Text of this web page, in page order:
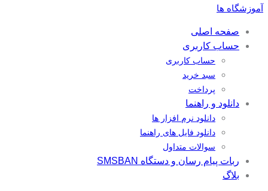
صفحه اصلی
حساب کاربری
حساب کاربری
سبد خرید
پرداخت
دانلود و راهنما
دانلود نرم افزار ها
دانلود فایل های راهنما
سوالات متداول
ربات پیام رسان و دستگاه SMSBAN
بلاگ